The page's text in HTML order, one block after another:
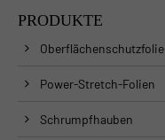
PRODUKTE
Oberflächenschutzfolie
Power-Stretch-Folien
Schrumpfhauben